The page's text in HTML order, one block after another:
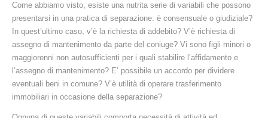
Come abbiamo visto, esiste una nutrita serie di variabili che possono
presentarsi in una pratica di separazione: è consensuale o giudiziale?
In quest’ultimo caso, v’è la richiesta di addebito? V’è richiesta di
assegno di mantenimento da parte del coniuge? Vi sono figli minori o
maggiorenni non autosufficienti per i quali stabilire l’affidamento e
l’assegno di mantenimento? E’ possibile un accordo per dividere
eventuali beni in comune? V’è utilità di operare trasferimento
immobiliari in occasione della separazione?